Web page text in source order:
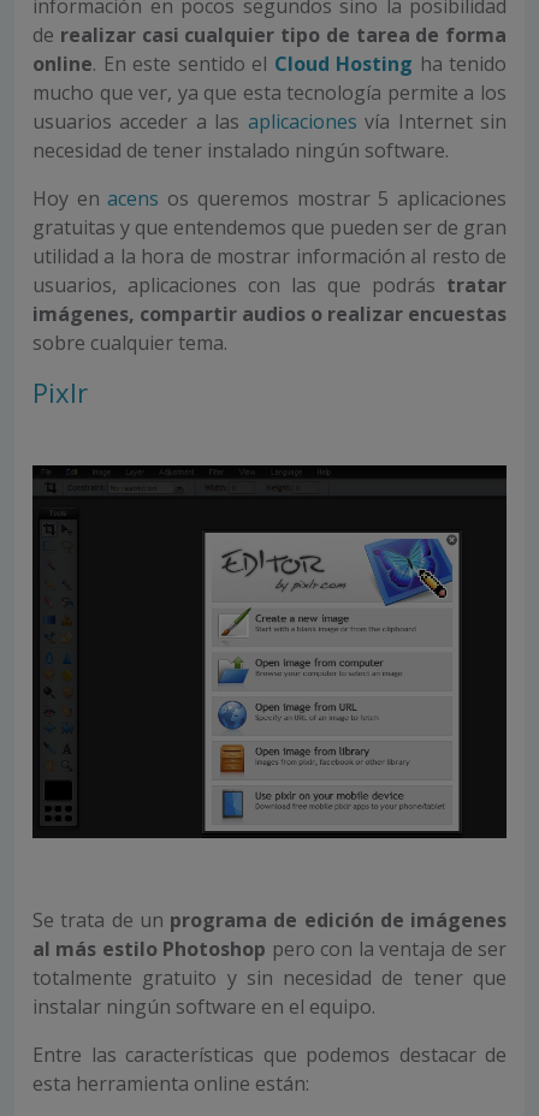
información en pocos segundos sino la posibilidad
de realizar casi cualquier tipo de tarea de forma
online. En este sentido el Cloud Hosting ha tenido
mucho que ver, ya que esta tecnología permite a los
usuarios acceder a las aplicaciones vía Internet sin
necesidad de tener instalado ningún software.
Hoy enacens os queremos mostrar 5 aplicaciones
gratuitas y que entendemos que pueden ser de gran
utilidad a la hora de mostrar información al resto de
usuarios, aplicaciones con las que podrás tratar
imágenes, compartir audios o realizar encuestas
sobre cualquier tema.
Pixlr
Se trata de un programa de edición de imágenes
al más estilo Photoshop pero con la ventaja de ser
totalmente gratuito y sin necesidad de tener que
instalar ningún software en el equipo.
Entre las características que podemos destacar de
esta herramienta online están: